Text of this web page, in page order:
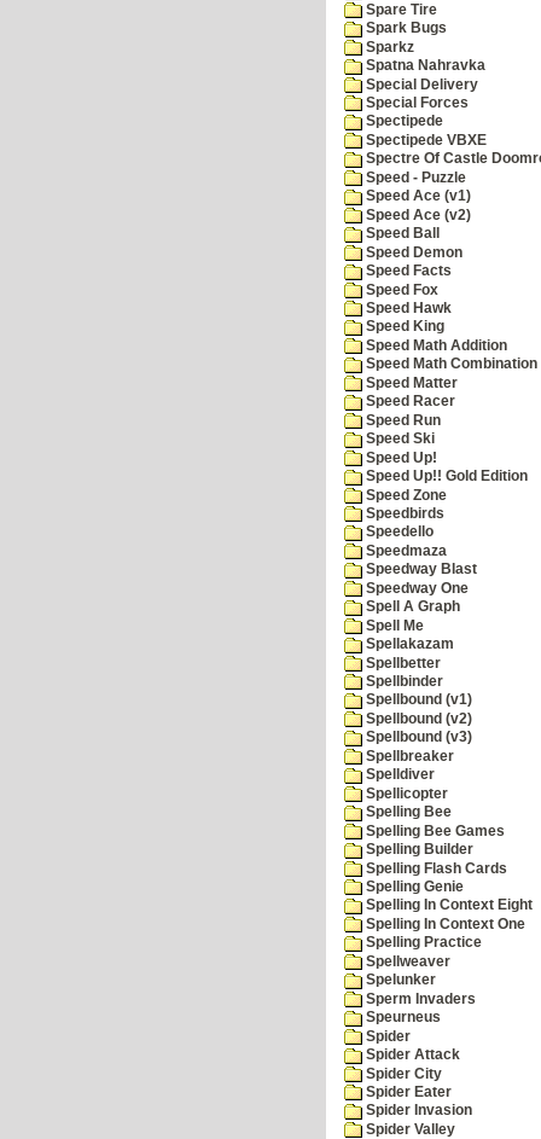
Spare Tire
Spark Bugs
Sparkz
Spatna Nahravka
Special Delivery
Special Forces
Spectipede
Spectipede VBXE
Spectre Of Castle
Speed - Puzzle
Speed Ace (v1)
Speed Ace (v2)
Speed Ball
Speed Demon
Speed Facts
Speed Fox
Speed Hawk
Speed King
Speed Math Addition
Speed Math Combination
Speed Matter
Speed Racer
Speed Run
Speed Ski
Speed Up!
Speed Up!! Gold Edition
Speed Zone
Speedbirds
Speedello
Speedmaza
Speedway Blast
Speedway One
Spell A Graph
Spell Me
Spellakazam
Spellbetter
Spellbinder
Spellbound (v1)
Spellbound (v2)
Spellbound (v3)
Spellbreaker
Spelldiver
Spellicopter
Spelling Bee
Spelling Bee Games
Spelling Builder
Spelling Flash Cards
Spelling Genie
Spelling In Context Eight
Spelling In Context One
Spelling Practice
Spellweaver
Spelunker
Sperm Invaders
Speurneus
Spider
Spider Attack
Spider City
Spider Eater
Spider Invasion
Spider Valley